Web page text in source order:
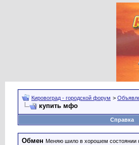
Кировоград - городской форум >
купить мфо
Справка
Обмен Меняю шило в хорошем состоянии